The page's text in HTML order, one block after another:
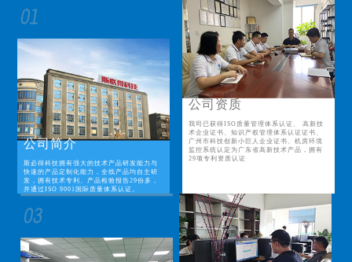
公司简介
斯必得科技拥有强大的技术产品研发能力与
快速的产品定制化能力，全线产品均自主研
发，拥有技术专利、产品检验报告29份多，
并通过ISO 9001国际质量体系认证。
公司资质
我司已获得ISO质量管理体系认证、 高新技
术企业证书、知识产权管理体系认证证书、
广州市科技创新小巨人企业证书、机房环境
监控系统认定为广东省高新技术产品，拥有
29项专利资质认证